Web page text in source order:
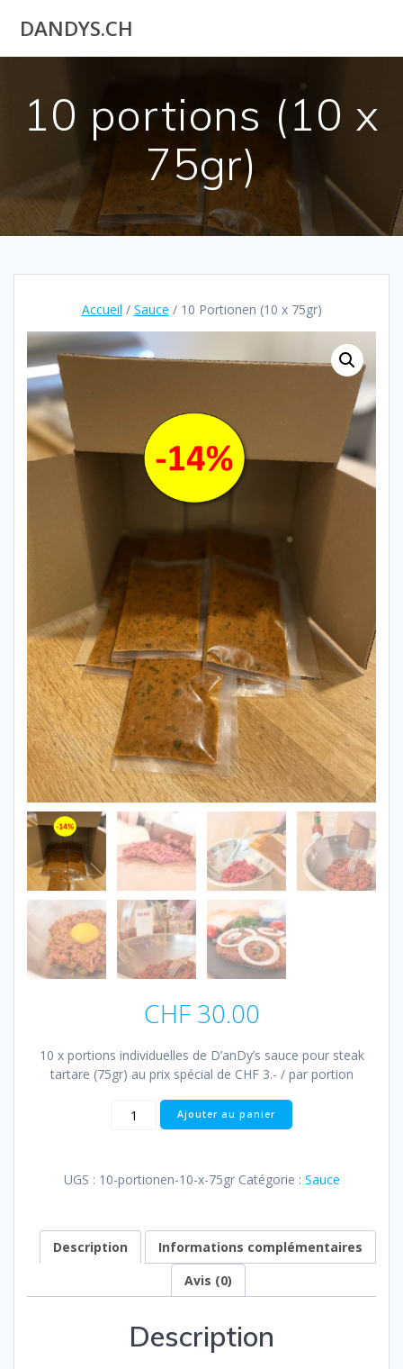
DANDYS.CH
10 portions (10 x
75gr)
Accueil / Sauce / 10 Portionen (10 x 75gr)
CHF30.00
10 x portions individuelles de D’anDy’s sauce pour steak
tartare (75gr) au prix spécial de CHF 3.- / par portion
quantité
(10
Ajouter au panier
UGS : 10-portionen-10-x-75gr Catégorie : Sauce
Description
Informations complémentaires
Avis (0)
Description